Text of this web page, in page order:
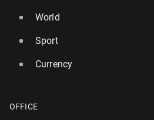
World
Sport
Currency
OFFICE